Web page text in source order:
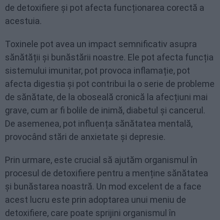
de detoxifiere și pot afecta funcționarea corectă a
acestuia.
Toxinele pot avea un impact semnificativ asupra
sănătății și bunăstării noastre. Ele pot afecta funcția
sistemului imunitar, pot provoca inflamație, pot
afecta digestia și pot contribui la o serie de probleme
de sănătate, de la oboseală cronică la afecțiuni mai
grave, cum ar fi bolile de inimă, diabetul și cancerul.
De asemenea, pot influența sănătatea mentală,
provocând stări de anxietate și depresie.
Prin urmare, este crucial să ajutăm organismul în
procesul de detoxifiere pentru a menține sănătatea
și bunăstarea noastră. Un mod excelent de a face
acest lucru este prin adoptarea unui meniu de
detoxifiere, care poate sprijini organismul în